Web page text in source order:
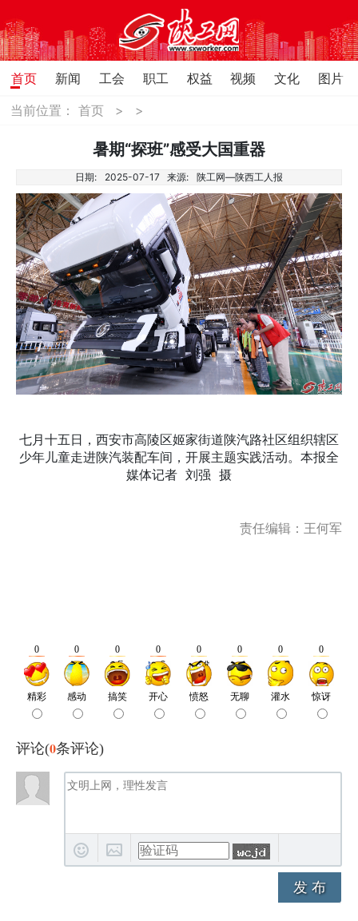
首页 新闻 工会 职工 权益 视频 文化
图片
当前位置：首页 > >
暑期“探班”感受大国重器
日期: 2025-07-17 来源: 陕工网—陕西工人报
七月十五日，西安市高陵区姬家街道陕汽路社区组织辖区
少年儿童走进陕汽装配车间，开展主题实践活动。本报全
媒体记者 刘强 摄
责任编辑：王何军
评论(0条评论)
发 布